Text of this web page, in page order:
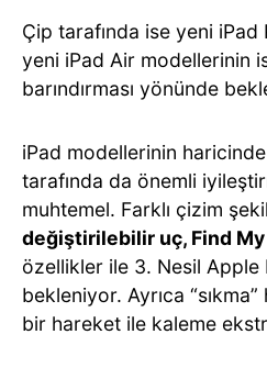
Çip tarafında ise yeni
yeni iPad Air modellerinin
barındırması yönünde
iPad modellerinin
tarafında da önemli
muhtemel. Farklı çizim
değiştirilebilir uç, Find
özellikler ile 3. Nesil Apple
bekleniyor. Ayrıca
bir hareket ile kaleme